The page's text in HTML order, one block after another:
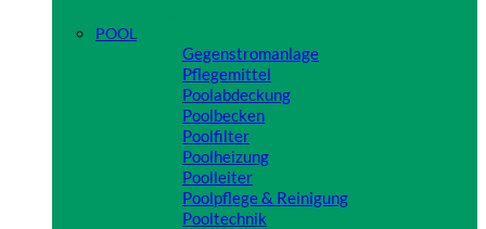
POOL
Gegenstromanlage
Pflegemittel
Poolabdeckung
Poolbecken
Poolfilter
Poolheizung
Poolleiter
Poolpflege & Reinigung
Pooltechnik